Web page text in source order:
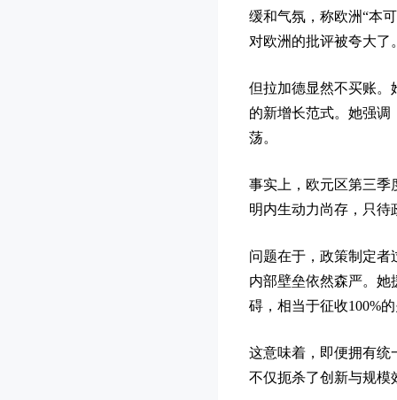
缓和气氛，称欧洲“本
对欧洲的批评被夸大了
但拉加德显然不买账
的新增长范式。她强
荡。
事实上，欧元区第三季
明内生动力尚存，只待
问题在于，政策制定者
内部壁垒依然森严。
碍，相当于征收100%
这意味着，即便拥有统
不仅扼杀了创新与规模